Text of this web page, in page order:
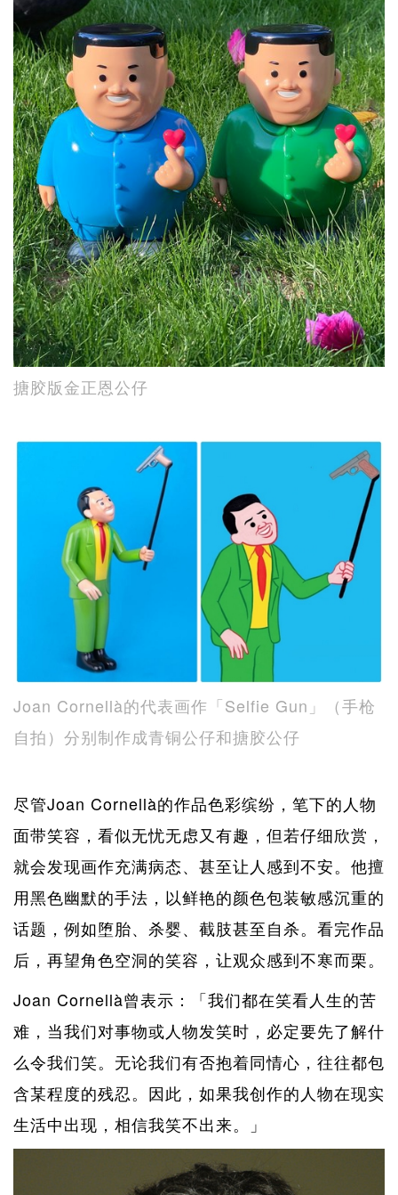
搪胶版金正恩公仔
Joan Cornellà的代表画作「Selfie Gun」（手枪
自拍）分别制作成青铜公仔和搪胶公仔
尽管Joan Cornellà的作品色彩缤纷，笔下的人物
面带笑容，看似无忧无虑又有趣，但若仔细欣赏，
就会发现画作充满病态、甚至让人感到不安。他擅
用黑色幽默的手法，以鲜艳的颜色包装敏感沉重的
话题，例如堕胎、杀婴、截肢甚至自杀。看完作品
后，再望角色空洞的笑容，让观众感到不寒而栗。
Joan Cornellà曾表示：「我们都在笑看人生的苦
难，当我们对事物或人物发笑时，必定要先了解什
么令我们笑。无论我们有否抱着同情心，往往都包
含某程度的残忍。因此，如果我创作的人物在现实
生活中出现，相信我笑不出来。」